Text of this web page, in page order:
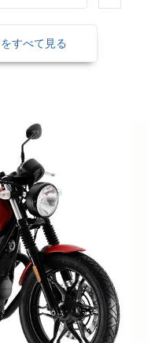
すべて見る